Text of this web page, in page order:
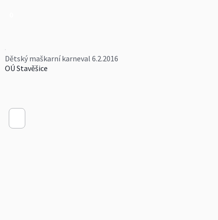
Dětský maškarní karneval 6.2.2016
OÚ Stavěšice